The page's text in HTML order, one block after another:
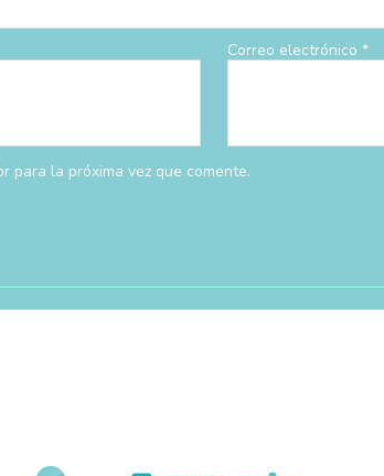
Correo electrónico*
para la próxima vez que comente.